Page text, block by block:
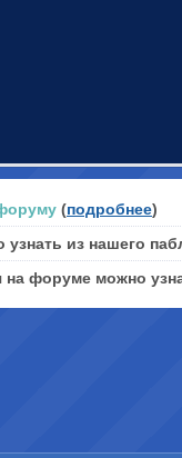
(подробнее)
из нашего
на форуме можно